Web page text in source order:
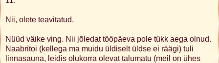
Nii, olete teavitatud.
Nüüd väike ving. Nii jõledat tööpäeva pole tükk aega olnud.
Naabritoi (kellega ma muidu üldiselt üldse ei räägi) tuli
linnasauna, leidis olukorra olevat talumatu (meil on ühes